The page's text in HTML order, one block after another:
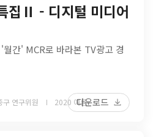
집Ⅱ - 디지털 미디어
간' MCR로 바라본 TV광고 경
연구위원 2020 여름다운로드